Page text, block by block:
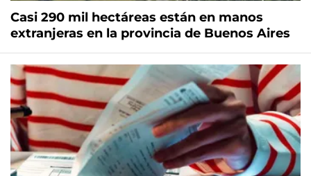
Casi 290 mil hectáreas están en manos
extranjeras en la provincia de Buenos Aires